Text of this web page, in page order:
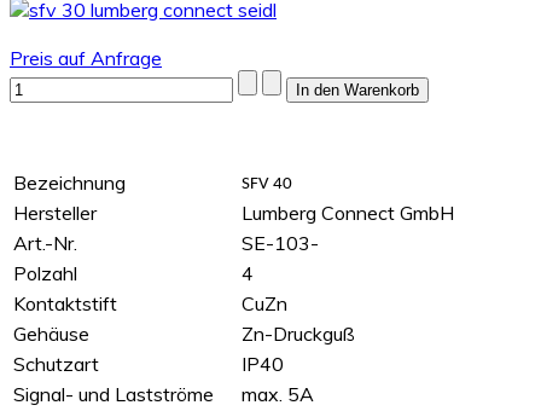
Preis auf Anfrage
Bezeichnung SFV 40
Hersteller
Lumberg Connect GmbH
Art.-Nr.
SE-103-
Polzahl
4
Kontaktstift
CuZn
Gehäuse
Zn-Druckguß
Schutzart
IP40
Signal- und Lastströme
max. 5A